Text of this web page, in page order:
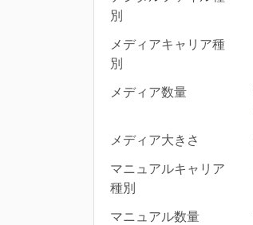
別
メディアキャリア種
別
メディア数量
メディア大きさ
マニュアルキャリア
種別
マニュアル数量